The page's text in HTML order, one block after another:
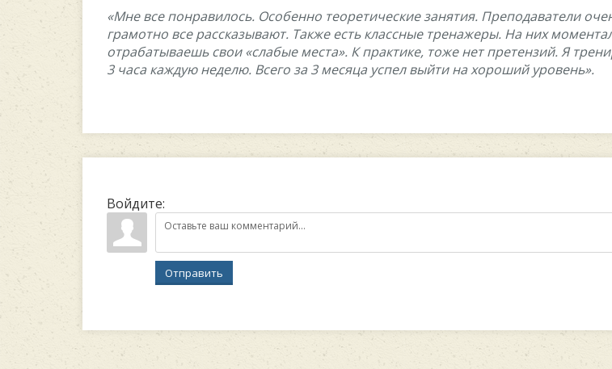
«Мне все понравилось. Особенно теоретические занятия. Преподаватели
грамотно все рассказывают. Также есть классные тренажеры. На них
отрабатываешь свои «слабые места». К практике, тоже нет претензий. Я
3 часа каждую неделю. Всего за 3 месяца успел выйти на хороший уровень».
Войдите:
Отправить